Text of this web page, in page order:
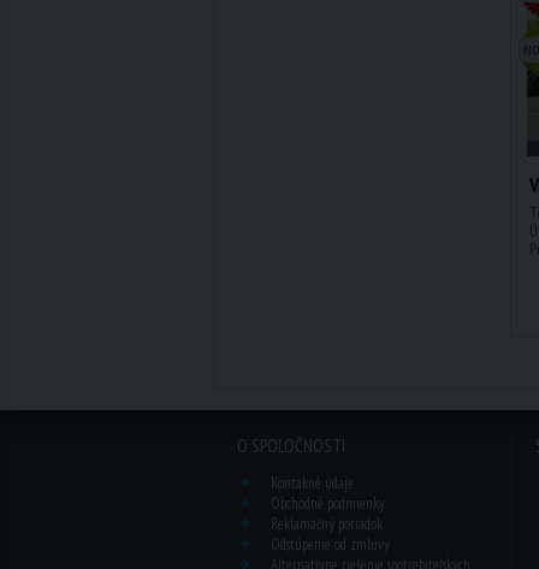
O SPOLOČNOSTI
Kontakné údaje
Obchodné podmienky
Reklamačný poriadok
Odstúpenie od zmluvy
Alternatívne riešenie spotrebiteľských